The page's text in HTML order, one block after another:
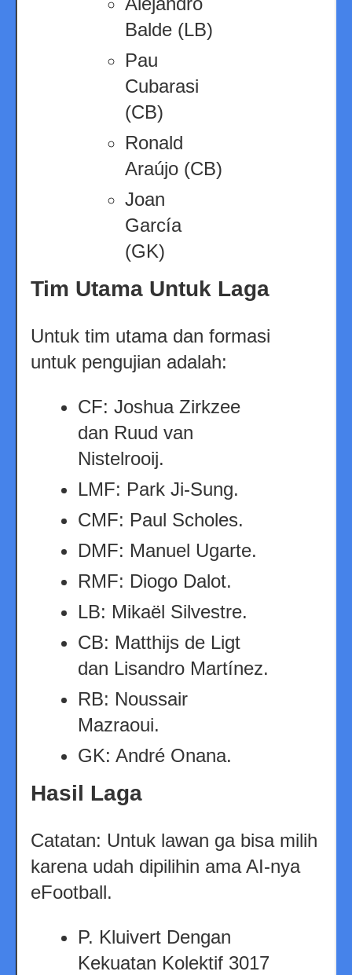
Balde (LB)
Pau
Cubarasi
(CB)
Ronald
Araújo (CB)
Joan
García
(GK)
Tim Utama Untuk Laga
Untuk tim utama dan formasi
untuk pengujian adalah:
CF: Joshua Zirkzee
dan Ruud van
Nistelrooij.
LMF: Park Ji-Sung.
CMF: Paul Scholes.
DMF: Manuel Ugarte.
RMF: Diogo Dalot.
LB: Mikaël Silvestre.
CB: Matthijs de Ligt
dan Lisandro Martínez.
RB: Noussair
Mazraoui.
GK: André Onana.
Hasil Laga
Catatan: Untuk lawan ga bisa milih
karena udah dipilihin ama AI-nya
eFootball.
P. Kluivert Dengan
Kekuatan Kolektif 3017